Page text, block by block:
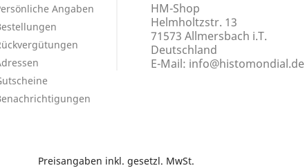
Angaben
HM-Shop
Helmholtzstr. 13
71573 Allmersbach i.T.
Deutschland
E-Mail: info@histomondial.de
Preisangaben inkl. gesetzl. MwSt.